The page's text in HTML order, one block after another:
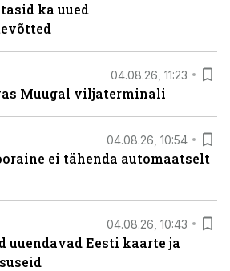
ka uued
04.08.26, 11:23
Muugal viljaterminali
04.08.26, 10:54
ei tähenda automaatselt
04.08.26, 10:43
uuendavad Eesti kaarte ja